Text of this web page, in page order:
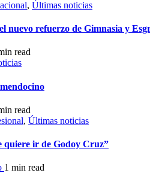
, Últimas noticias
nuevo refuerzo de Gimnasia y
read
read
, Últimas noticias
quiere ir de Godoy Cruz”
1 min read